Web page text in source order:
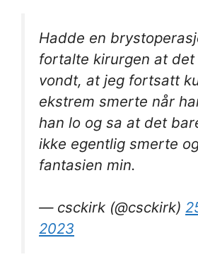
Hadde en
fortalte kirurgen at det
vondt, at jeg fortsatt
ekstrem smerte når
han lo og sa at det
ikke egentlig smerte
fantasien min.
— csckirk (@csckirk)
2023